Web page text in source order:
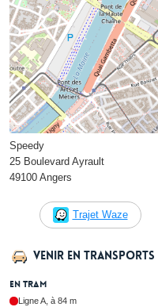
Speedy
25 Boulevard Ayrault
49100 Angers
Trajet Waze
Venir en transports
En tram
Ligne A, à 84 m